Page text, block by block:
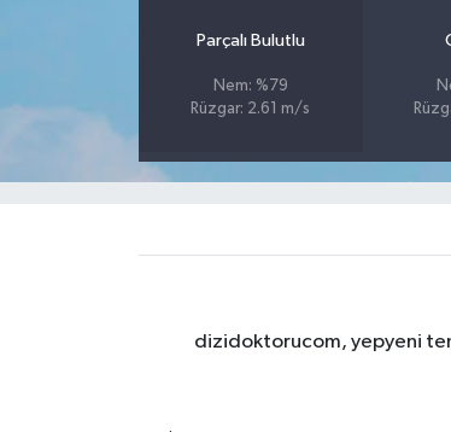
Parçalı Bulutlu
Nem: %79
Rüzgar: 2.61 m/s
dizidoktorucom, yepyeni